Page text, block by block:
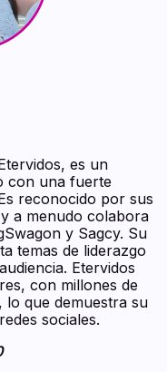
es un
con una fuerte
reconocido por sus
a menudo colabora
y Sagcy. Su
temas de liderazgo
Etervidos
con millones de
lo que demuestra su
sociales.